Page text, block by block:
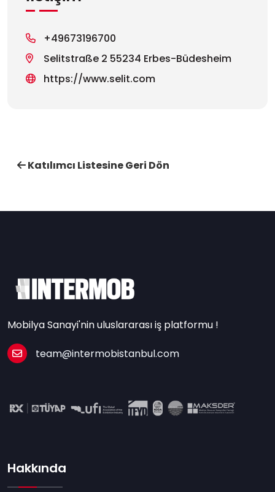
+49673196700
Selitstraße 2 55234 Erbes-Büdesheim
https://www.selit.com
Katılımcı Listesine Geri Dön
Mobilya Sanayi'nin uluslararası iş platformu !
team@intermobistanbul.com
Hakkında